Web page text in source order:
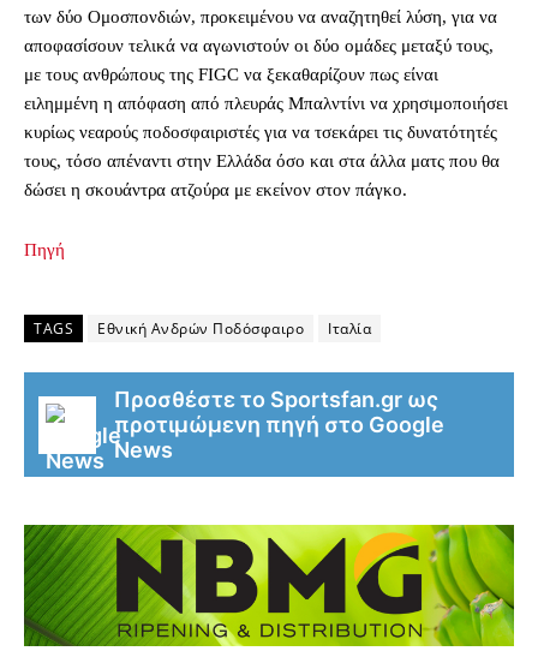
των δύο Ομοσπονδιών, προκειμένου να αναζητηθεί λύση, για να
αποφασίσουν τελικά να αγωνιστούν οι δύο ομάδες μεταξύ τους,
με τους ανθρώπους της FIGC να ξεκαθαρίζουν πως είναι
ειλημμένη η απόφαση από πλευράς Μπαλντίνι να χρησιμοποιήσει
κυρίως νεαρούς ποδοσφαιριστές για να τσεκάρει τις δυνατότητές
τους, τόσο απέναντι στην Ελλάδα όσο και στα άλλα ματς που θα
δώσει η σκουάντρα ατζούρα με εκείνον στον πάγκο.
Πηγή
TAGS Εθνική Ανδρών Ποδόσφαιρο Ιταλία
Προσθέστε το Sportsfan.gr ως
προτιμώμενη πηγή στο Google
News